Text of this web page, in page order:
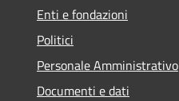
Enti e fondazioni
Politici
Personale Amministrativo
Documenti e dati